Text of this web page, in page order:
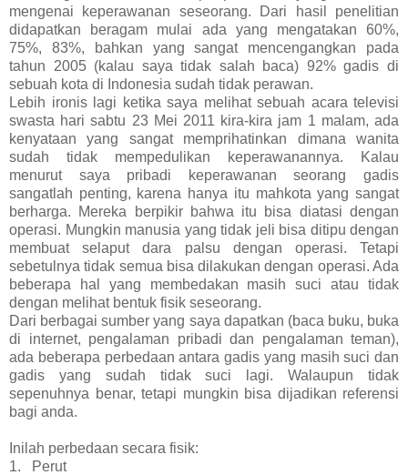
mengenai keperawanan seseorang. Dari hasil penelitian
didapatkan beragam mulai ada yang mengatakan 60%,
75%, 83%, bahkan yang sangat mencengangkan pada
tahun 2005 (kalau saya tidak salah baca) 92% gadis di
sebuah kota di Indonesia sudah tidak perawan.
Lebih ironis lagi ketika saya melihat sebuah acara televisi
swasta hari sabtu 23 Mei 2011 kira-kira jam 1 malam, ada
kenyataan yang sangat memprihatinkan dimana wanita
sudah tidak mempedulikan keperawanannya. Kalau
menurut saya pribadi keperawanan seorang gadis
sangatlah penting, karena hanya itu mahkota yang sangat
berharga. Mereka berpikir bahwa itu bisa diatasi dengan
operasi. Mungkin manusia yang tidak jeli bisa ditipu dengan
membuat selaput dara palsu dengan operasi. Tetapi
sebetulnya tidak semua bisa dilakukan dengan operasi. Ada
beberapa hal yang membedakan masih suci atau tidak
dengan melihat bentuk fisik seseorang.
Dari berbagai sumber yang saya dapatkan (baca buku, buka
di internet, pengalaman pribadi dan pengalaman teman),
ada beberapa perbedaan antara gadis yang masih suci dan
gadis yang sudah tidak suci lagi. Walaupun tidak
sepenuhnya benar, tetapi mungkin bisa dijadikan referensi
bagi anda.
Inilah perbedaan secara fisik:
1.
Perut